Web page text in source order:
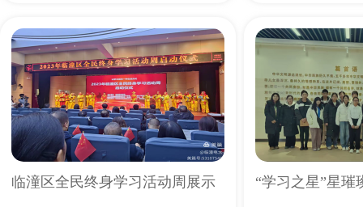
临潼区全民终身学习活动周展示